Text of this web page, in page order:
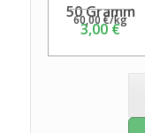
50 Gramm
3,00€
60,00€/kg